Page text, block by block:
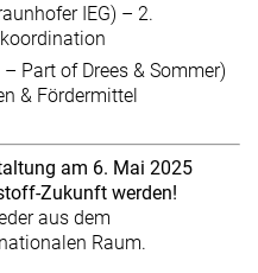
IEG) – 2.
Part of Drees & Sommer)
& Fördermittel
am 6. Mai 2025
Zukunft werden!
aus dem
Raum.